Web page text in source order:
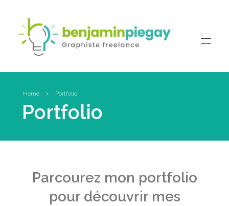
Home Portfolio
Portfolio
Parcourez mon portfolio
pour découvrir mes